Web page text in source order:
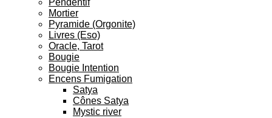
Pendentif
Mortier
Pyramide (Orgonite)
Livres (Eso)
Oracle, Tarot
Bougie
Bougie Intention
Encens Fumigation
Satya
Cônes Satya
Mystic river